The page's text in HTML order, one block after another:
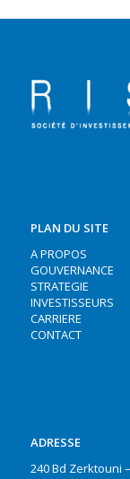
PLAN DU SITE
A PROPOS
GOUVERNANCE
STRATEGIE
INVESTISSEURS
CARRIERE
CONTACT
ADRESSE
240 Bd Zerktouni